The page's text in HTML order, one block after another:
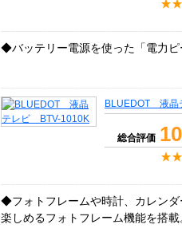
◆バッテリー電源を使った「電力ピ
BLUEDOT 液
総合評価
◆フォトフレームや時計、カレン
楽しめるフォトフレーム機能を搭載